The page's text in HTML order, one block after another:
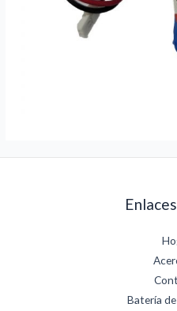
Batería